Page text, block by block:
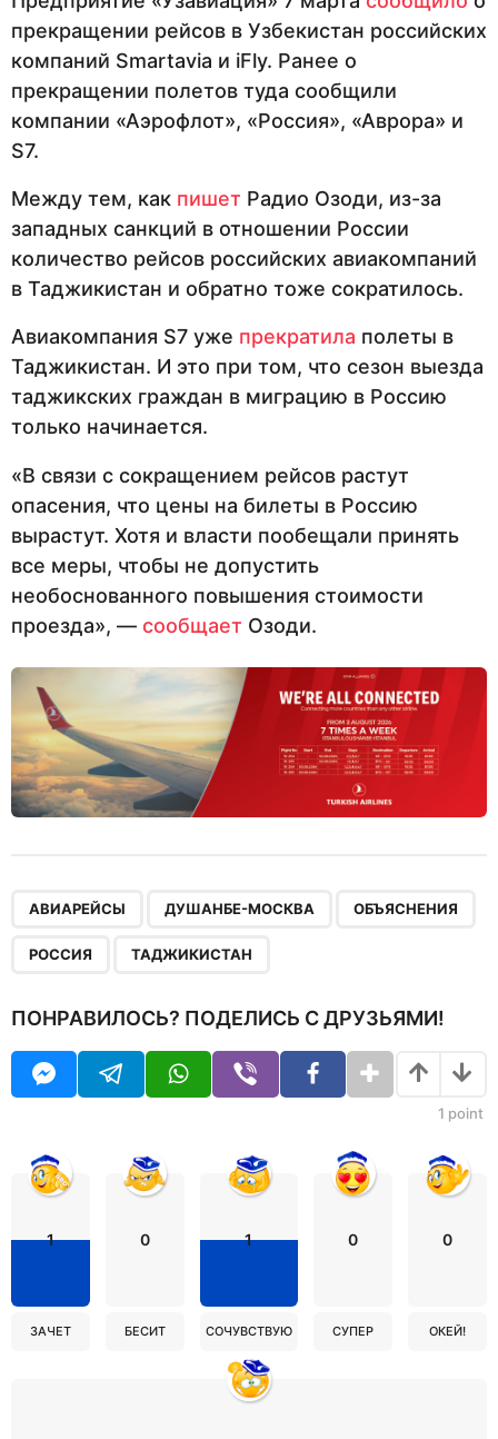
прекращении рейсов в Узбекистан российских
компаний Smartavia и iFly. Ранее о
прекращении полетов туда сообщили
компании «Аэрофлот», «Россия», «Аврора» и
S7.
Между тем, как пишет Радио Озоди, из-за
западных санкций в отношении России
количество рейсов российских авиакомпаний
в Таджикистан и обратно тоже сократилось.
Авиакомпания S7 уже прекратила полеты в
Таджикистан. И это при том, что сезон выезда
таджикских граждан в миграцию в Россию
только начинается.
«В связи с сокращением рейсов растут
опасения, что цены на билеты в Россию
вырастут. Хотя и власти пообещали принять
все меры, чтобы не допустить
необоснованного повышения стоимости
проезда», — сообщает Озоди.
АВИАРЕЙСЫ ДУШАНБЕ-МОСКВА ОБЪЯСНЕНИЯ
РОССИЯ ТАДЖИКИСТАН
ПОНРАВИЛОСЬ? ПОДЕЛИСЬ С ДРУЗЬЯМИ!
1 point
1
ЗАЧЕТ
0
БЕСИТ
1
СОЧУВСТВУЮ
0
СУПЕР
0
ОКЕЙ!